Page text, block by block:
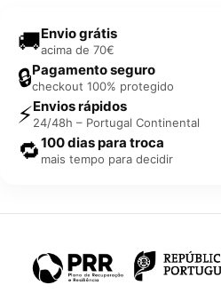
🚚Envio grátis
acima de 70€
🔒Pagamento seguro
checkout 100% protegido
⚡Envios rápidos
24/48h – Portugal Continental
🔁100 dias para troca
mais tempo para decidir